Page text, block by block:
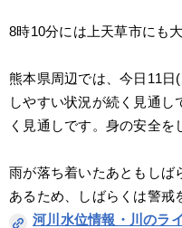
8時10分には上天草市にも
熊本県周辺では、今日11日
しやすい状況が続く見通
く見通しです。身の安全を
雨が落ち着いたあともしば
あるため、しばらくは警戒
河川水位情報・川のラ